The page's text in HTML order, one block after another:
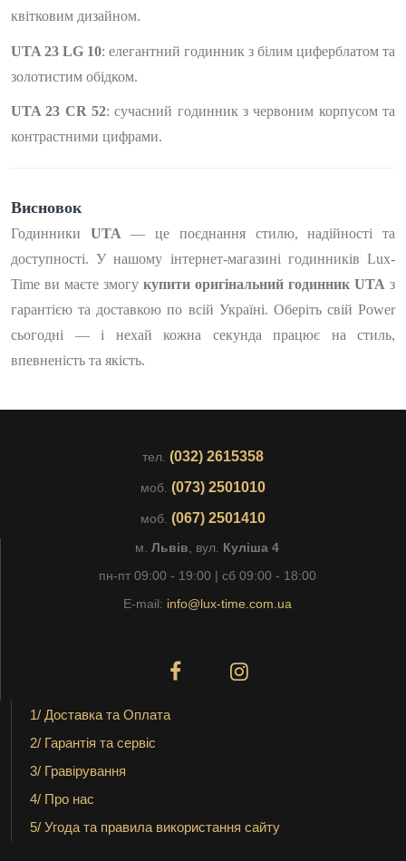
квітковим дизайном.
UTA 23 LG 10: елегантний годинник з білим циферблатом та
золотистим обідком.
UTA 23 CR 52: сучасний годинник з червоним корпусом та
контрастними цифрами.
Висновок
Годинники UTA — це поєднання стилю, надійності та
доступності. У нашому інтернет-магазині годинників Lux-
Time ви маєте змогу купити оригінальний годинник UTA з
гарантією та доставкою по всій Україні. Оберіть свій Power
сьогодні — і нехай кожна секунда працює на стиль,
впевненість та якість.
тел. (032) 2615358
моб. (073) 2501010
моб. (067) 2501410
м. Львів, вул. Куліша 4
пн-пт 09:00 - 19:00 | сб 09:00 - 18:00
E-mail: info@lux-time.com.ua
1/ Доставка та Оплата
2/ Гарантія та сервіс
3/ Гравірування
4/ Про нас
5/ Угода та правила використання сайту